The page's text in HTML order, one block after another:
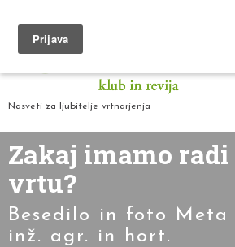
Nasveti za ljubitelje vrtnarjenja
Zakaj imamo
vrtu?
Besedilo in foto Meta
inž. agr. in hort.